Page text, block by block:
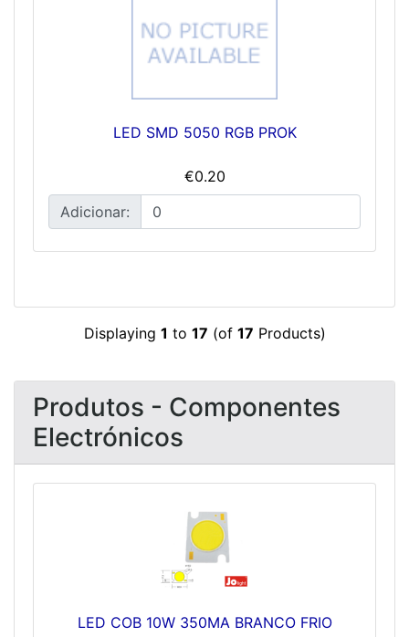
LED SMD 5050 RGB PROK
€0.20
Adicionar:
Displaying 1 to 17 (of 17 Products)
Produtos - Componentes
Electrónicos
LED COB 10W 350MA BRANCO FRIO